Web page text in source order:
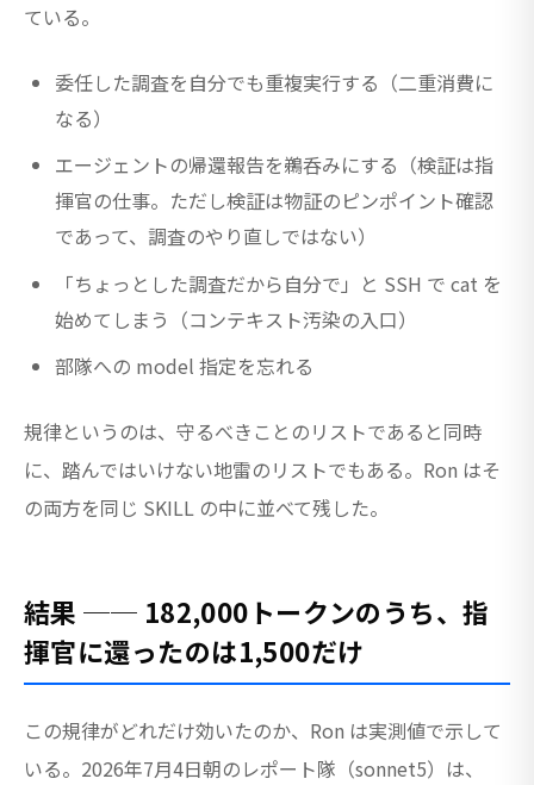
ている。
委任した調査を自分でも重複実行する（二重消費に
なる）
エージェントの帰還報告を鵜呑みにする（検証は指
揮官の仕事。ただし検証は物証のピンポイント確認
であって、調査のやり直しではない）
「ちょっとした調査だから自分で」と SSH で cat を
始めてしまう（コンテキスト汚染の入口）
部隊への model 指定を忘れる
規律というのは、守るべきことのリストであると同時
に、踏んではいけない地雷のリストでもある。Ron はそ
の両方を同じ SKILL の中に並べて残した。
結果 ── 182,000トークンのうち、指
揮官に還ったのは1,500だけ
この規律がどれだけ効いたのか、Ron は実測値で示して
いる。2026年7月4日朝のレポート隊（sonnet5）は、